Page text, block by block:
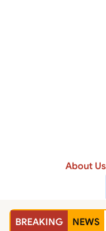
About Us
BREAKING NEWS
शिक्षा